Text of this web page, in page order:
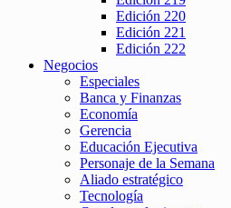
Edición 220
Edición 221
Edición 222
Negocios
Especiales
Banca y Finanzas
Economía
Gerencia
Educación Ejecutiva
Personaje de la Semana
Aliado estratégico
Tecnología